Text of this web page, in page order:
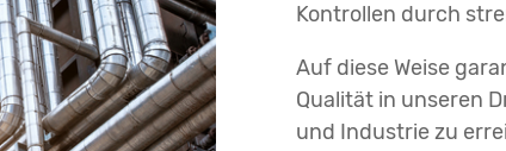
Kontrollen durch
Auf diese Weise
Qualität in unseren
und Industrie zu